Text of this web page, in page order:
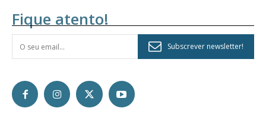
Fique atento!
Subscrever newsletter!